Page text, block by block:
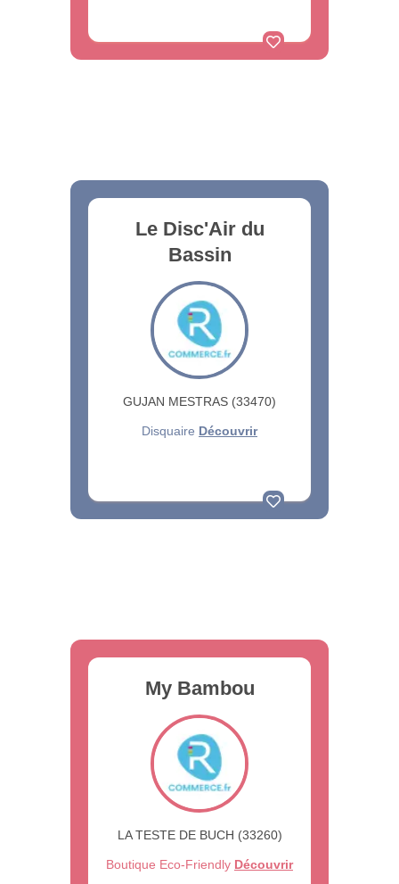
Le Disc'Air du
Bassin
GUJAN MESTRAS (33470)
Disquaire Découvrir
My Bambou
LA TESTE DE BUCH (33260)
Boutique Eco-Friendly Découvrir